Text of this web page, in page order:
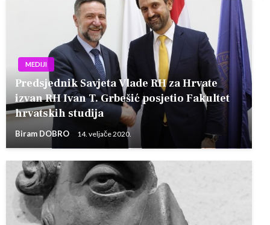
MEDIJI
Predsjednik Savjeta Vlade RH za Hrvate
izvan RH Ivan T. Grbešić posjetio Fakultet
hrvatskih studija
Biram DOBRO 14. veljače 2020.